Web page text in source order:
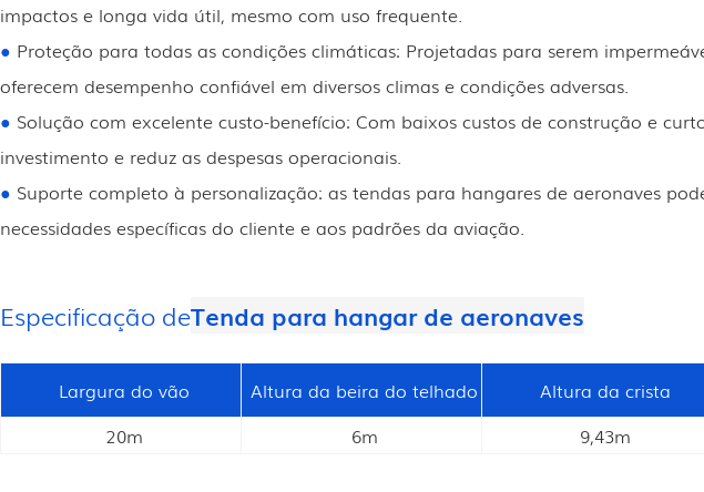
impactos e longa vida útil, mesmo com uso frequente.
● Proteção para todas as condições climáticas: Projetadas para serem
oferecem desempenho confiável em diversos climas e condições adversas.
● Solução com excelente custo-benefício: Com baixos custos de construção e
investimento e reduz as despesas operacionais.
● Suporte completo à personalização: as tendas para hangares de aeronaves
necessidades específicas do cliente e aos padrões da aviação.
Especificação deTenda para hangar de aeronaves
Largura do vão Altura da beira do telhado Altura da crista
20m
6m 9,43m